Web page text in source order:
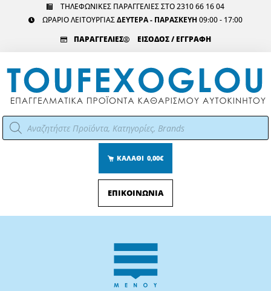
ΤΗΛΕΦΩΝΙΚΕΣ ΠΑΡΑΓΓΕΛΙΕΣ ΣΤΟ 2310 66 16 04
ΩΡΑΡΙΟ ΛΕΙΤΟΥΡΓΙΑΣΔΕΥΤΕΡΑ - ΠΑΡΑΣΚΕΥΗ 09:00 - 17:00
ΠΑΡΑΓΓΕΛΙΕΣ
ΕΙΣΟΔΟΣ / ΕΓΓΡΑΦΗ
Αναζήτηση
προϊόντων
ΚΑΛΑΘΙ 0,00€
ΕΠΙΚΟΙΝΩΝΙΑ
Menu